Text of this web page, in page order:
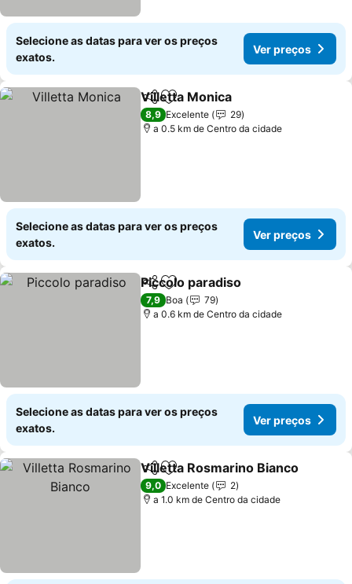
Selecione as datas para ver os preços
exatos.
Ver preços
PartilharAdicionar aos favoritos
Villetta Monica
8,9 Excelente
29
a 0.5 km de Centro da cidade
Selecione as datas para ver os preços
exatos.
Ver preços
PartilharAdicionar aos favoritos
Piccolo paradiso
7,9 Boa
79
a 0.6 km de Centro da cidade
Selecione as datas para ver os preços
exatos.
Ver preços
PartilharAdicionar aos favoritos
Villetta Rosmarino Bianco
9,0 Excelente
2
a 1.0 km de Centro da cidade